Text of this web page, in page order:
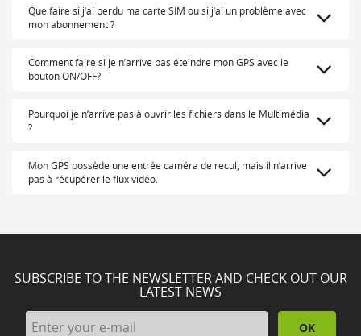
Que faire si j’ai perdu ma carte SIM ou si j’ai un problème avec
mon abonnement ?
Comment faire si je n’arrive pas éteindre mon GPS avec le
bouton ON/OFF?
Pourquoi je n’arrive pas à ouvrir les fichiers dans le Multimédia
?
Mon GPS possède une entrée caméra de recul, mais il n’arrive
pas à récupérer le flux vidéo.
SUBSCRIBE TO THE NEWSLETTER AND CHECK OUT OUR
LATEST NEWS
OK